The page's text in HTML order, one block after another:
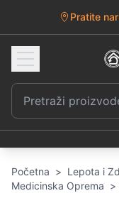
Pratite
Početna > Lepota i
Medicinska Oprema >